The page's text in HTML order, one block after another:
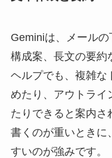
Geminiは、メールの
構成案、長文の要約
ヘルプでも、複雑な
めたり、アウトライ
たりできると案内さ
書くのが重いときに
すいのが強みです。